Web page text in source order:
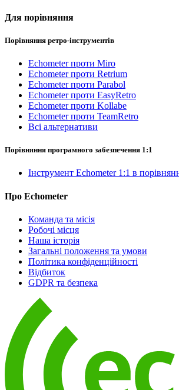
Для порівняння
Порівняння ретро-інструментів
Echometer проти Miro
Echometer проти Retrium
Echometer проти Parabol
Echometer проти EasyRetro
Echometer проти Kollabe
Echometer проти TeamRetro
Всі альтернативи
Порівняння програмного забезпечення 1:1
Інструмент Echometer 1:1 в
Про Echometer
Команда та місія
Робочі місця
Наша історія
Загальні положення та умови
Політика конфіденційності
Відбиток
GDPR та безпека